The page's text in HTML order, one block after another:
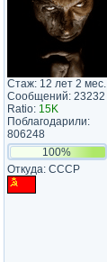
Стаж: 12 лет 2 мес.
Сообщений: 23232
Ratio: 15K
Поблагодарили:
806248
100%
Откуда: CCCP